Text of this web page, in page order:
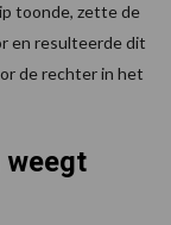
toonde, zette de
en resulteerde dit
de rechter in het
weegt